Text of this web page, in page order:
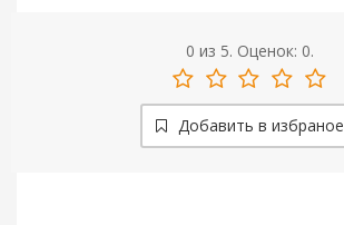
0 из 5. Оценок: 0.
Добавить в избраное